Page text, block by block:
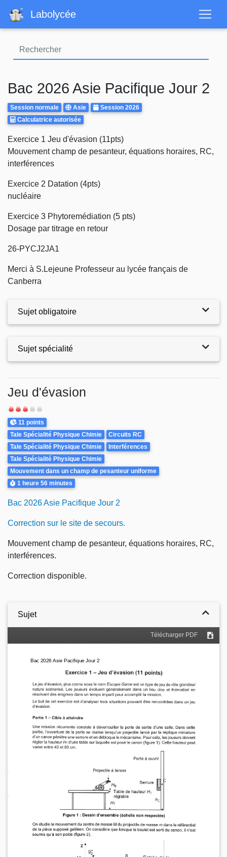
contenu
Labolycée
Bac 2026 Asie Pacifique Jour 2
Rattrapages
Session normale
Centre
d'examen
Asie Annee
Session 2026
Calculatrice
Calculatrice autorisée
Body
Exercice 1 Jeu d'évasion (11pts)
Mouvement champ de pesanteur, équations horaires, RC,
interférences
Exercice 2 Datation (4pts)
nucléaire
Exercice 3 Phytoremédiation (5 pts)
Dosage par titrage en retour
26-PYCJ2JA1
Merci à S.Lejeune Professeur au lycée français de
Canberra
Sujet obligatoire
Sujet spécialité
Jeu d'évasion
Difficulté
Points
11 points
Theme
Tale Spécialité Physique Chimie
Circuits RC
Tale Spécialité Physique Chimie
Interférences
Tale Spécialité Physique Chimie
Mouvement dans un champ de pesanteur uniforme
Durée
1 heure 56 minutes
Bac 2026 Asie Pacifique Jour 2
Correction sur le site de secours.
Mouvement champ de pesanteur, équations horaires, RC,
interférences.
Correction disponible.
Sujet